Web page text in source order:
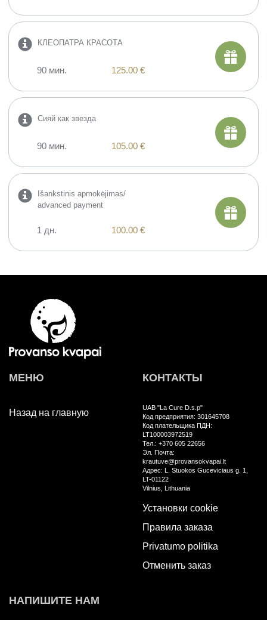
КЛЕОПАТРА КРАСОТА
90 мин. 125.00 €
Сияй как звезда
90 мин. 105.00 €
Išankstinis apmokėjimas/
advanced payment
1 дн. 100.00 €
МЕНЮ
Назад на главную
КОНТАКТЫ
UAB "La Cure D.s.p"
Код предприятия: 301645708
Код плательщика ПДН:
LT100003972519
Тел.: +370 605 22656
Эл. Почта:
krautuve@provansokvapai.lt
Aдрес: L. Stuokos Guceviciaus g. 1,
LT-01122
Vilnius, Lithuania
Установки cookie
Правила заказа
Privatumo politika
Отменить заказ
НАПИШИТЕ НАМ